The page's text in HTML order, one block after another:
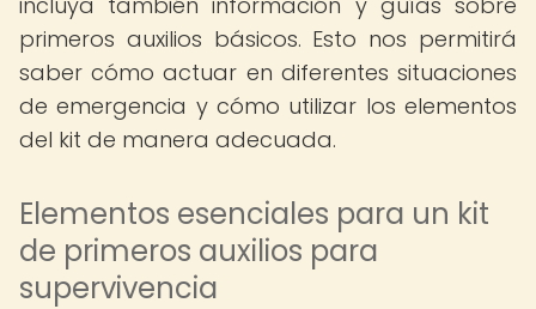
primeros auxilios básicos. Esto nos permitirá
saber cómo actuar en diferentes situaciones
de emergencia y cómo utilizar los elementos
del kit de manera adecuada.
Elementos esenciales para un kit
de primeros auxilios para
supervivencia